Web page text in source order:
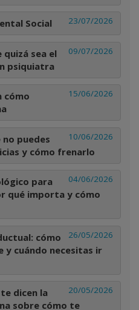
23/07/2026
Social
09/07/2026
quizá sea el
psiquiatra
15/06/2026
cómo
10/06/2026
puedes
y cómo frenarlo
04/06/2026
para
qué importa y cómo
26/05/2026
cómo
y cuándo necesitas ir
20/05/2026
dicen la
sobre cómo te